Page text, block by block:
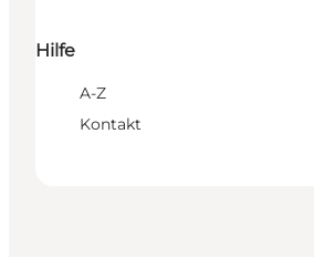
Hilfe
A-Z
Kontakt